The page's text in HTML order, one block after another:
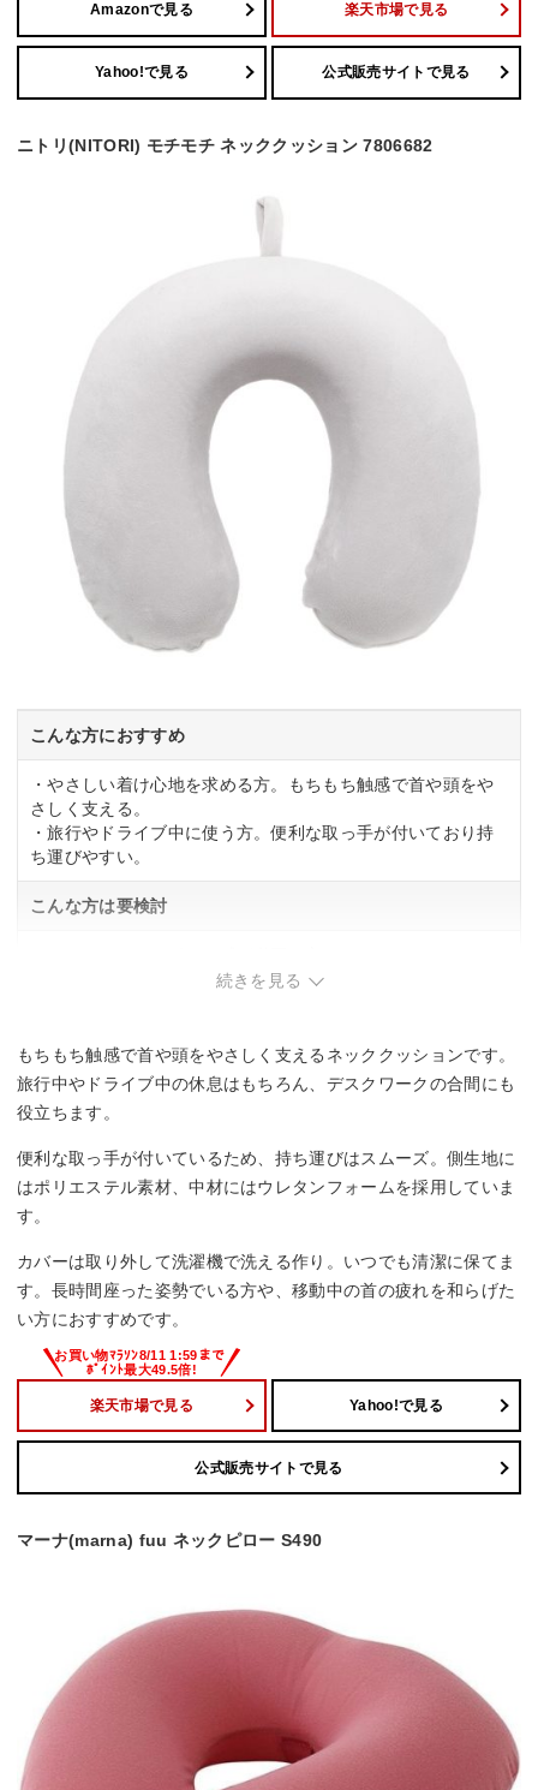
Amazonで見る 楽天市場で見る
Yahoo!で見る 公式販売サイトで見る
ニトリ(NITORI) モチモチ ネッククッション 7806682
こんな方におすすめ
・やさしい着け心地を求める方。もちもち触感で首や頭をや
さしく支える。
・旅行やドライブ中に使う方。便利な取っ手が付いており持
ち運びやすい。
こんな方は要検討
・コンパクト性を重視する方。
続きを見る
もちもち触感で首や頭をやさしく支えるネッククッションです。
旅行中やドライブ中の休息はもちろん、デスクワークの合間にも
役立ちます。
便利な取っ手が付いているため、持ち運びはスムーズ。側生地に
はポリエステル素材、中材にはウレタンフォームを採用していま
す。
カバーは取り外して洗濯機で洗える作り。いつでも清潔に保てま
す。長時間座った姿勢でいる方や、移動中の首の疲れを和らげた
い方におすすめです。
楽天市場で見る Yahoo!で見る
公式販売サイトで見る
マーナ(marna) fuu ネックピロー S490